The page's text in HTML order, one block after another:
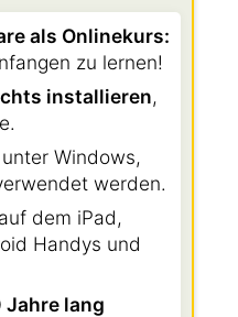
als Onlinekurs:
zu lernen!
installieren,
Windows,
werden.
dem iPad,
Handys und
Jahre lang